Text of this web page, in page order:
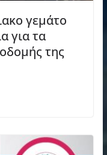
γεμάτο
για τα
της